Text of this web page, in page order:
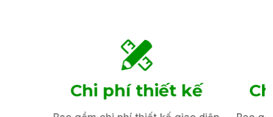
Chi phí thiết kế